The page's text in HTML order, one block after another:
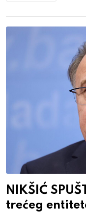
NIKŠIĆ
trećeg